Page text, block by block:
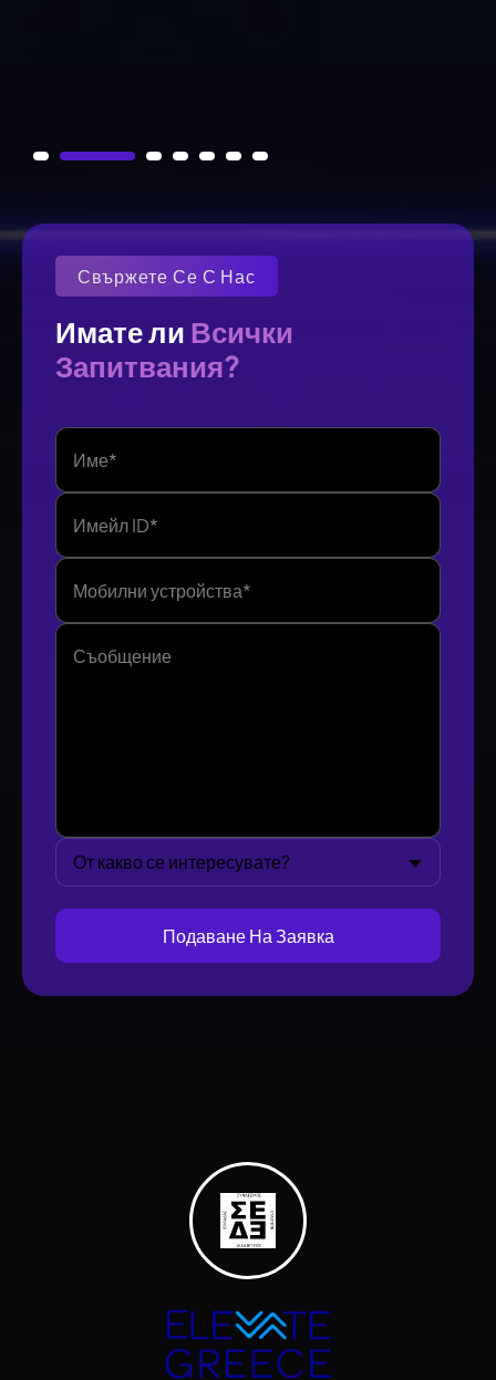
Свържете Се С Нас
Имате ли Всички
Запитвания?
От какво се интересувате?